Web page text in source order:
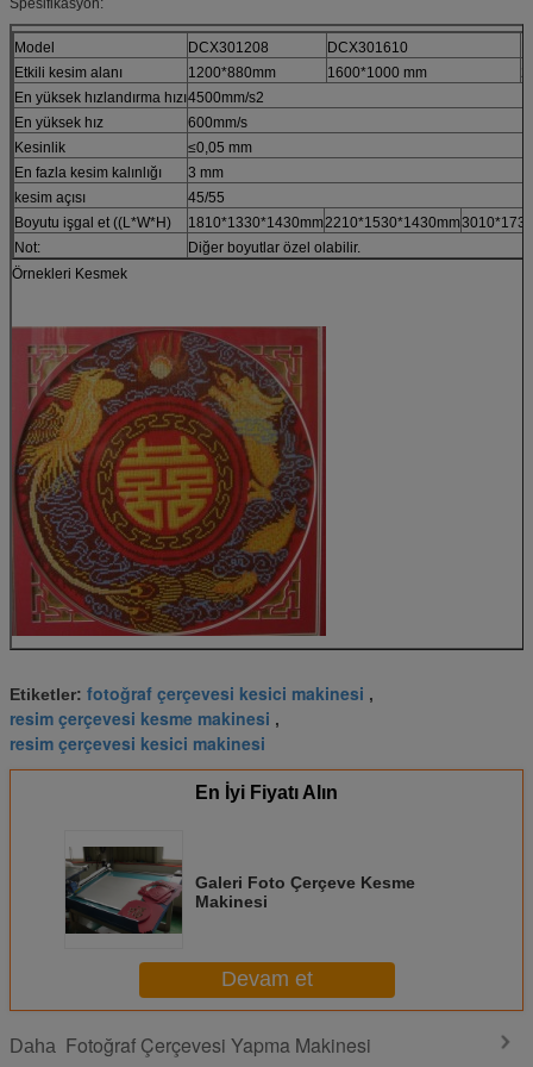
Spesifikasyon:
Model DCX301208 DCX301610
Etkili kesim alanı
1200*880mm 1600*1000 mm
En yüksek hızlandırma hızı4500mm/s2
En yüksek hız
600mm/s
Kesinlik
≤0,05 mm
En fazla kesim kalınlığı
3 mm
kesim açısı
45/55
Boyutu işgal et ((L*W*H)
1810*1330*1430mm2210*1530*1430mm
Not:
Diğer boyutlar özel olabilir.
Örnekleri Kesmek
Etiketler: fotoğraf çerçevesi kesici makinesi ,
resim çerçevesi kesme makinesi ,
resim çerçevesi kesici makinesi
En İyi Fiyatı Alın
Galeri Foto Çerçeve Kesme
Makinesi
Devam et
Daha Fotoğraf Çerçevesi Yapma Makinesi